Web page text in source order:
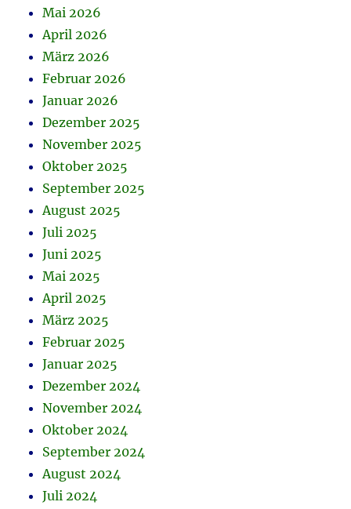
Mai 2026
April 2026
März 2026
Februar 2026
Januar 2026
Dezember 2025
November 2025
Oktober 2025
September 2025
August 2025
Juli 2025
Juni 2025
Mai 2025
April 2025
März 2025
Februar 2025
Januar 2025
Dezember 2024
November 2024
Oktober 2024
September 2024
August 2024
Juli 2024